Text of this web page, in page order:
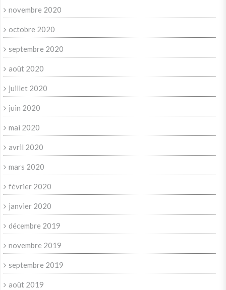
novembre 2020
octobre 2020
septembre 2020
août 2020
juillet 2020
juin 2020
mai 2020
avril 2020
mars 2020
février 2020
janvier 2020
décembre 2019
novembre 2019
septembre 2019
août 2019